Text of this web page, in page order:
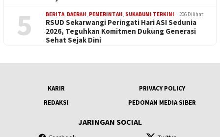
5 BERITA, DAERAH, PEMERINTAH, SUKABUMI TERKINI 206 Dilihat
RSUD Sekarwangi Peringati Hari ASI Sedunia
2026, Teguhkan Komitmen Dukung Generasi
Sehat Sejak Dini
KARIR
PRIVACY POLICY
REDAKSI
PEDOMAN MEDIA SIBER
JARINGAN SOCIAL